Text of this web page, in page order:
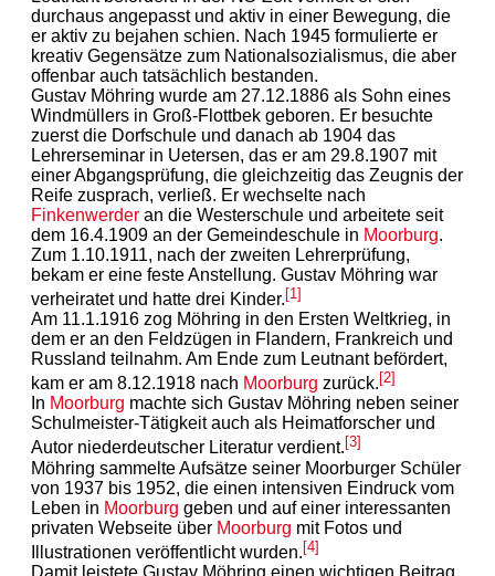
durchaus angepasst und aktiv in einer Bewegung, die
er aktiv zu bejahen schien. Nach 1945 formulierte er
kreativ Gegensätze zum Nationalsozialismus, die aber
offenbar auch tatsächlich bestanden.
Gustav Möhring wurde am 27.12.1886 als Sohn eines
Windmüllers in Groß-Flottbek geboren. Er besuchte
zuerst die Dorfschule und danach ab 1904 das
Lehrerseminar in Uetersen, das er am 29.8.1907 mit
einer Abgangsprüfung, die gleichzeitig das Zeugnis der
Reife zusprach, verließ. Er wechselte nach
Finkenwerder an die Westerschule und arbeitete seit
dem 16.4.1909 an der Gemeindeschule in Moorburg.
Zum 1.10.1911, nach der zweiten Lehrerprüfung,
bekam er eine feste Anstellung. Gustav Möhring war
verheiratet und hatte drei Kinder.[1]
Am 11.1.1916 zog Möhring in den Ersten Weltkrieg, in
dem er an den Feldzügen in Flandern, Frankreich und
Russland teilnahm. Am Ende zum Leutnant befördert,
kam er am 8.12.1918 nach Moorburg zurück. [2]
In Moorburg machte sich Gustav Möhring neben seiner
Schulmeister-Tätigkeit auch als Heimatforscher und
Autor niederdeutscher Literatur verdient. [3]
Möhring sammelte Aufsätze seiner Moorburger Schüler
von 1937 bis 1952, die einen intensiven Eindruck vom
Leben in Moorburg geben und auf einer interessanten
privaten Webseite über Moorburg mit Fotos und
Illustrationen veröffentlicht wurden.[4]
Damit leistete Gustav Möhring einen wichtigen Beitrag